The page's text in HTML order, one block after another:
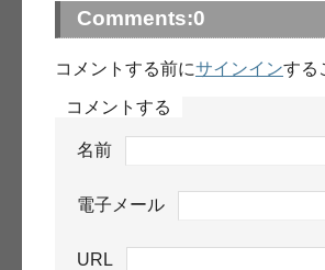
Comments:0
コメントする前にサインインする
コメントする
名前
電子メール
URL